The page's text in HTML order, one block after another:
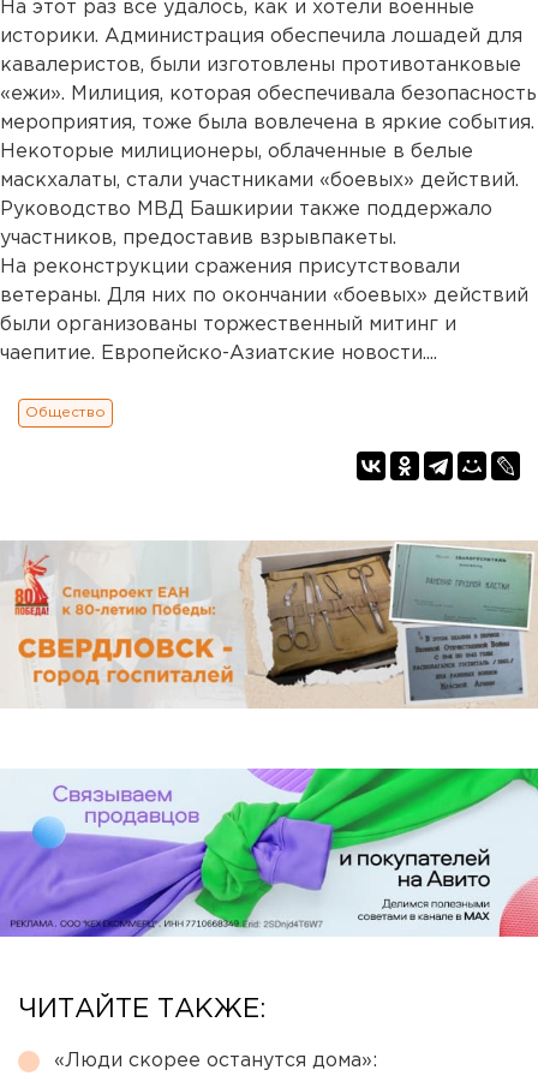
На этот раз все удалось, как и хотели военные
историки. Администрация обеспечила лошадей для
кавалеристов, были изготовлены противотанковые
«ежи». Милиция, которая обеспечивала безопасность
мероприятия, тоже была вовлечена в яркие события.
Некоторые милиционеры, облаченные в белые
маскхалаты, стали участниками «боевых» действий.
Руководство МВД Башкирии также поддержало
участников, предоставив взрывпакеты.
На реконструкции сражения присутствовали
ветераны. Для них по окончании «боевых» действий
были организованы торжественный митинг и
чаепитие. Европейско-Азиатские новости....
Общество
ЧИТАЙТЕ ТАКЖЕ:
«Люди скорее останутся дома»: